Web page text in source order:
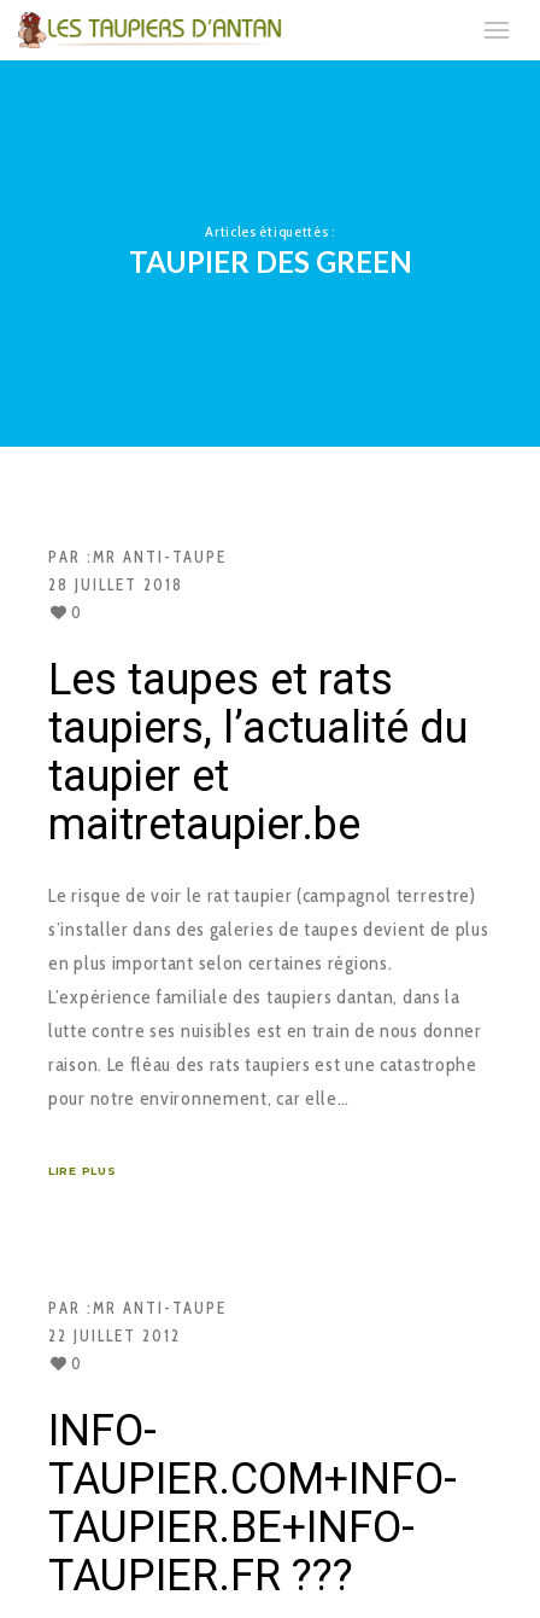
Articles étiquettés :
TAUPIER DES GREEN
PAR :MR ANTI-TAUPE
28 JUILLET 2018
0
Les taupes et rats
taupiers, l’actualité du
taupier et
maitretaupier.be
Le risque de voir le rat taupier (campagnol terrestre)
s’installer dans des galeries de taupes devient de plus
en plus important selon certaines régions.
L’expérience familiale des taupiers dantan, dans la
lutte contre ses nuisibles est en train de nous donner
raison. Le fléau des rats taupiers est une catastrophe
pour notre environnement, car elle…
LIRE PLUS
PAR :MR ANTI-TAUPE
22 JUILLET 2012
0
INFO-
TAUPIER.COM+INFO-
TAUPIER.BE+INFO-
TAUPIER.FR ???